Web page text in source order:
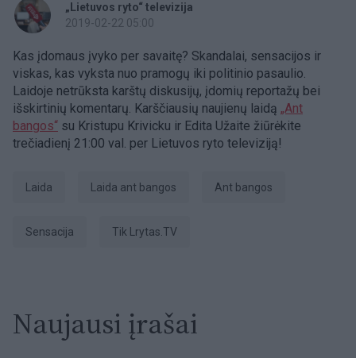
„Lietuvos ryto“ televizija
2019-02-22 05:00
Kas įdomaus įvyko per savaitę? Skandalai, sensacijos ir
viskas, kas vyksta nuo pramogų iki politinio pasaulio.
Laidoje netrūksta karštų diskusijų, įdomių reportažų bei
išskirtinių komentarų. Karščiausių naujienų laidą „Ant
bangos“ su Kristupu Krivicku ir Edita Užaite žiūrėkite
trečiadienį 21:00 val. per Lietuvos ryto televiziją!
laida Laida ant bangos ant bangos
sensacija tik Lrytas.TV
Naujausi įrašai